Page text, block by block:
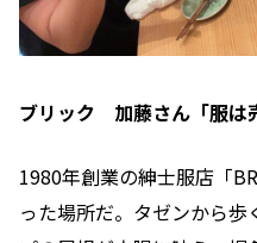
ブリック 加藤さん「服は
1980年創業の紳士服店「
った場所だ。タゼンから